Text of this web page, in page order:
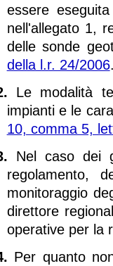
essere
nell'allegato 1,
delle sonde
della l.r. 24/2006
Le modalità
impianti e le
10, comma 5,
Nel caso dei
regolamento,
monitoraggio
direttore
operative per la
Per quanto